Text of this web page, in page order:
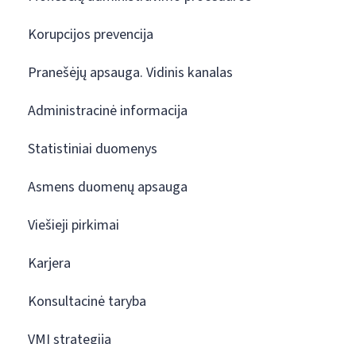
Korupcijos prevencija
Pranešėjų apsauga. Vidinis kanalas
Administracinė informacija
Statistiniai duomenys
Asmens duomenų apsauga
Viešieji pirkimai
Karjera
Konsultacinė taryba
VMI strategija